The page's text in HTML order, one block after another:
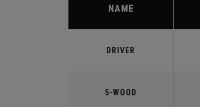
NAME
DRIVER
5-WOOD